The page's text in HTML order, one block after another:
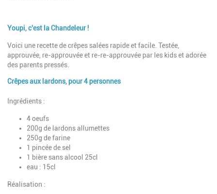
Youpi, c'est la Chandeleur !
Voici une recette de crêpes salées rapide et facile. Testée,
approuvée, re-approuvée et re-re-approuvée par les kids et adorée
des parents pressés.
Paragraphes
Crêpes aux lardons, pour 4 personnes
Description
Ingrédients :
4 oeufs
200g de lardons allumettes
250g de farine
1 pincée de sel
1 bière sans alcool 25cl
eau : 15cl
Réalisation :